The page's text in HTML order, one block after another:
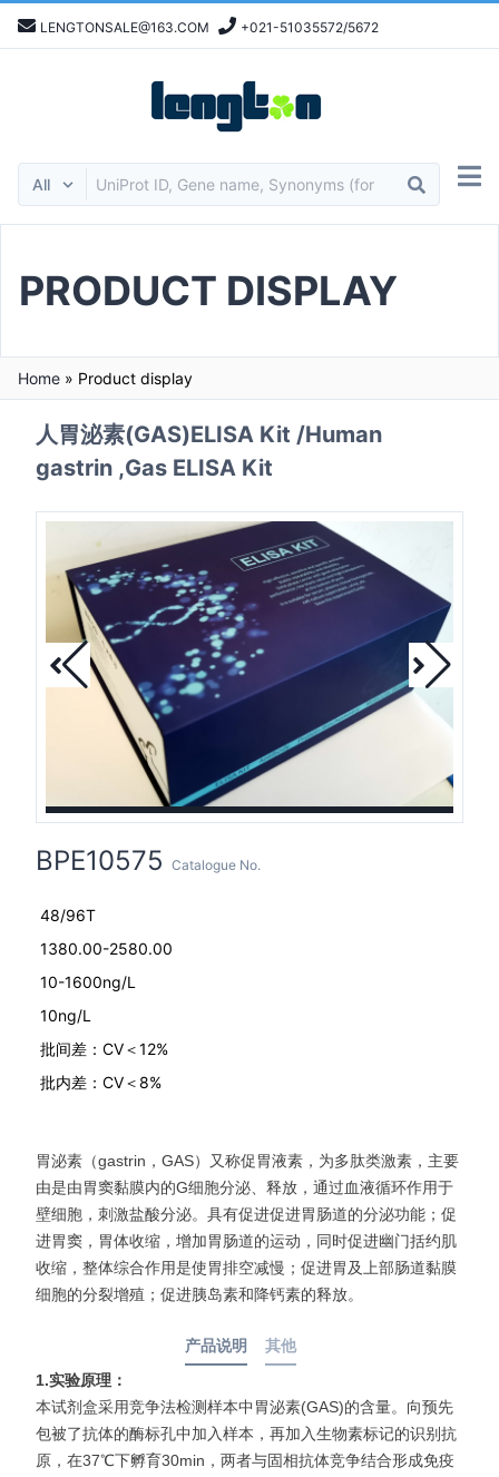
LENGTONSALE@163.COM +021-51035572/5672
PRODUCT DISPLAY
Home » Product display
人胃泌素(GAS)ELISA Kit /Human
gastrin ,Gas ELISA Kit
BPE10575 Catalogue No.
48/96T
1380.00-2580.00
10-1600ng/L
10ng/L
批间差：CV＜12%
批内差：CV＜8%
胃泌素（gastrin，GAS）又称促胃液素，为多肽类激素，主要
由是由胃窦黏膜内的G细胞分泌、释放，通过血液循环作用于
壁细胞，刺激盐酸分泌。具有促进促进胃肠道的分泌功能；促
进胃窦，胃体收缩，增加胃肠道的运动，同时促进幽门括约肌
收缩，整体综合作用是使胃排空减慢；促进胃及上部肠道黏膜
细胞的分裂增殖；促进胰岛素和降钙素的释放。
产品说明 其他
1.实验原理：
本试剂盒采用竞争法检测样本中胃泌素(GAS)的含量。向预先
包被了抗体的酶标孔中加入样本，再加入生物素标记的识别抗
原，在37℃下孵育30min，两者与固相抗体竞争结合形成免疫